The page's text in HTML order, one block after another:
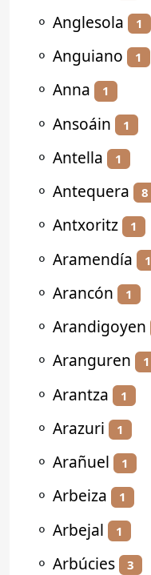
⚬ Anglesola 1
⚬ Anguiano 1
⚬ Anna 1
⚬ Ansoáin 1
⚬ Antella 1
⚬ Antequera 8
⚬ Antxoritz 1
⚬ Aramendía 1
⚬ Arancón 1
⚬ Arandigoyen
⚬ Aranguren 1
⚬ Arantza 1
⚬ Arazuri 1
⚬ Arañuel 1
⚬ Arbeiza 1
⚬ Arbejal 1
⚬ Arbúcies 3